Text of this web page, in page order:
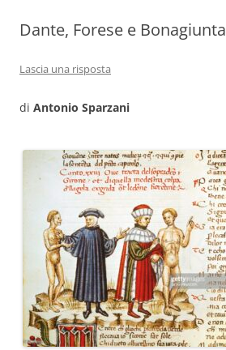
Dante, Forese e Bonagiunta
Lascia una risposta
di Antonio Sparzani